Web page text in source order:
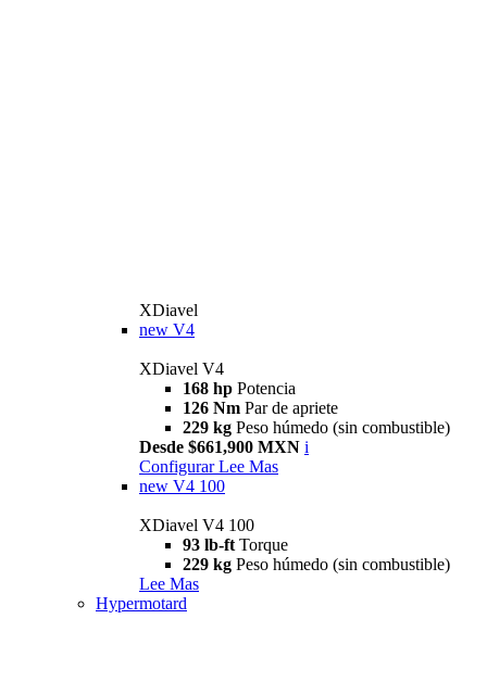
XDiavel
new V4
XDiavel V4
168 hp Potencia
126 Nm Par de apriete
229 kg Peso húmedo (sin combustible)
Desde $661,900 MXN i
Configurar Lee Mas
new V4 100
XDiavel V4 100
93 lb-ft Torque
229 kg Peso húmedo (sin combustible)
Lee Mas
Hypermotard